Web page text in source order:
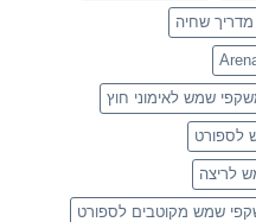
מדריך שחיה
שמש לאימוני חוץ
לספורט
לריצה
שמש מקוטבים לספורט